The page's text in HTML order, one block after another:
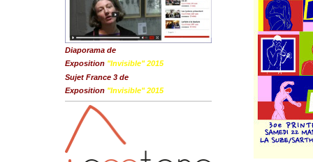
Diaporama de
Exposition "Invisible" 2015
Sujet France 3 de
Exposition "Invisible" 2015